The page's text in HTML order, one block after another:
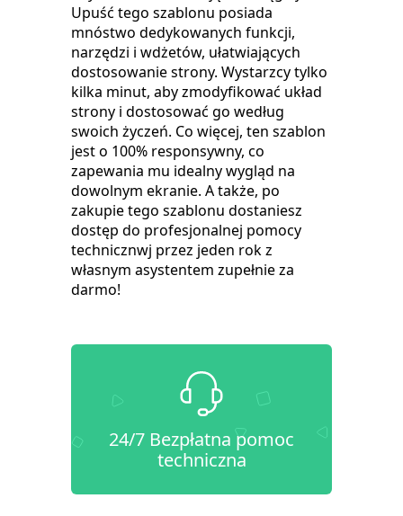
Upuść tego szablonu posiada
mnóstwo dedykowanych funkcji,
narzędzi i wdżetów, ułatwiających
dostosowanie strony. Wystarzcy tylko
kilka minut, aby zmodyfikować układ
strony i dostosować go według
swoich życzeń. Co więcej, ten szablon
jest o 100% responsywny, co
zapewania mu idealny wygląd na
dowolnym ekranie. A także, po
zakupie tego szablonu dostaniesz
dostęp do profesjonalnej pomocy
technicznwj przez jeden rok z
własnym asystentem zupełnie za
darmo!
24/7 Bezpłatna pomoc
techniczna